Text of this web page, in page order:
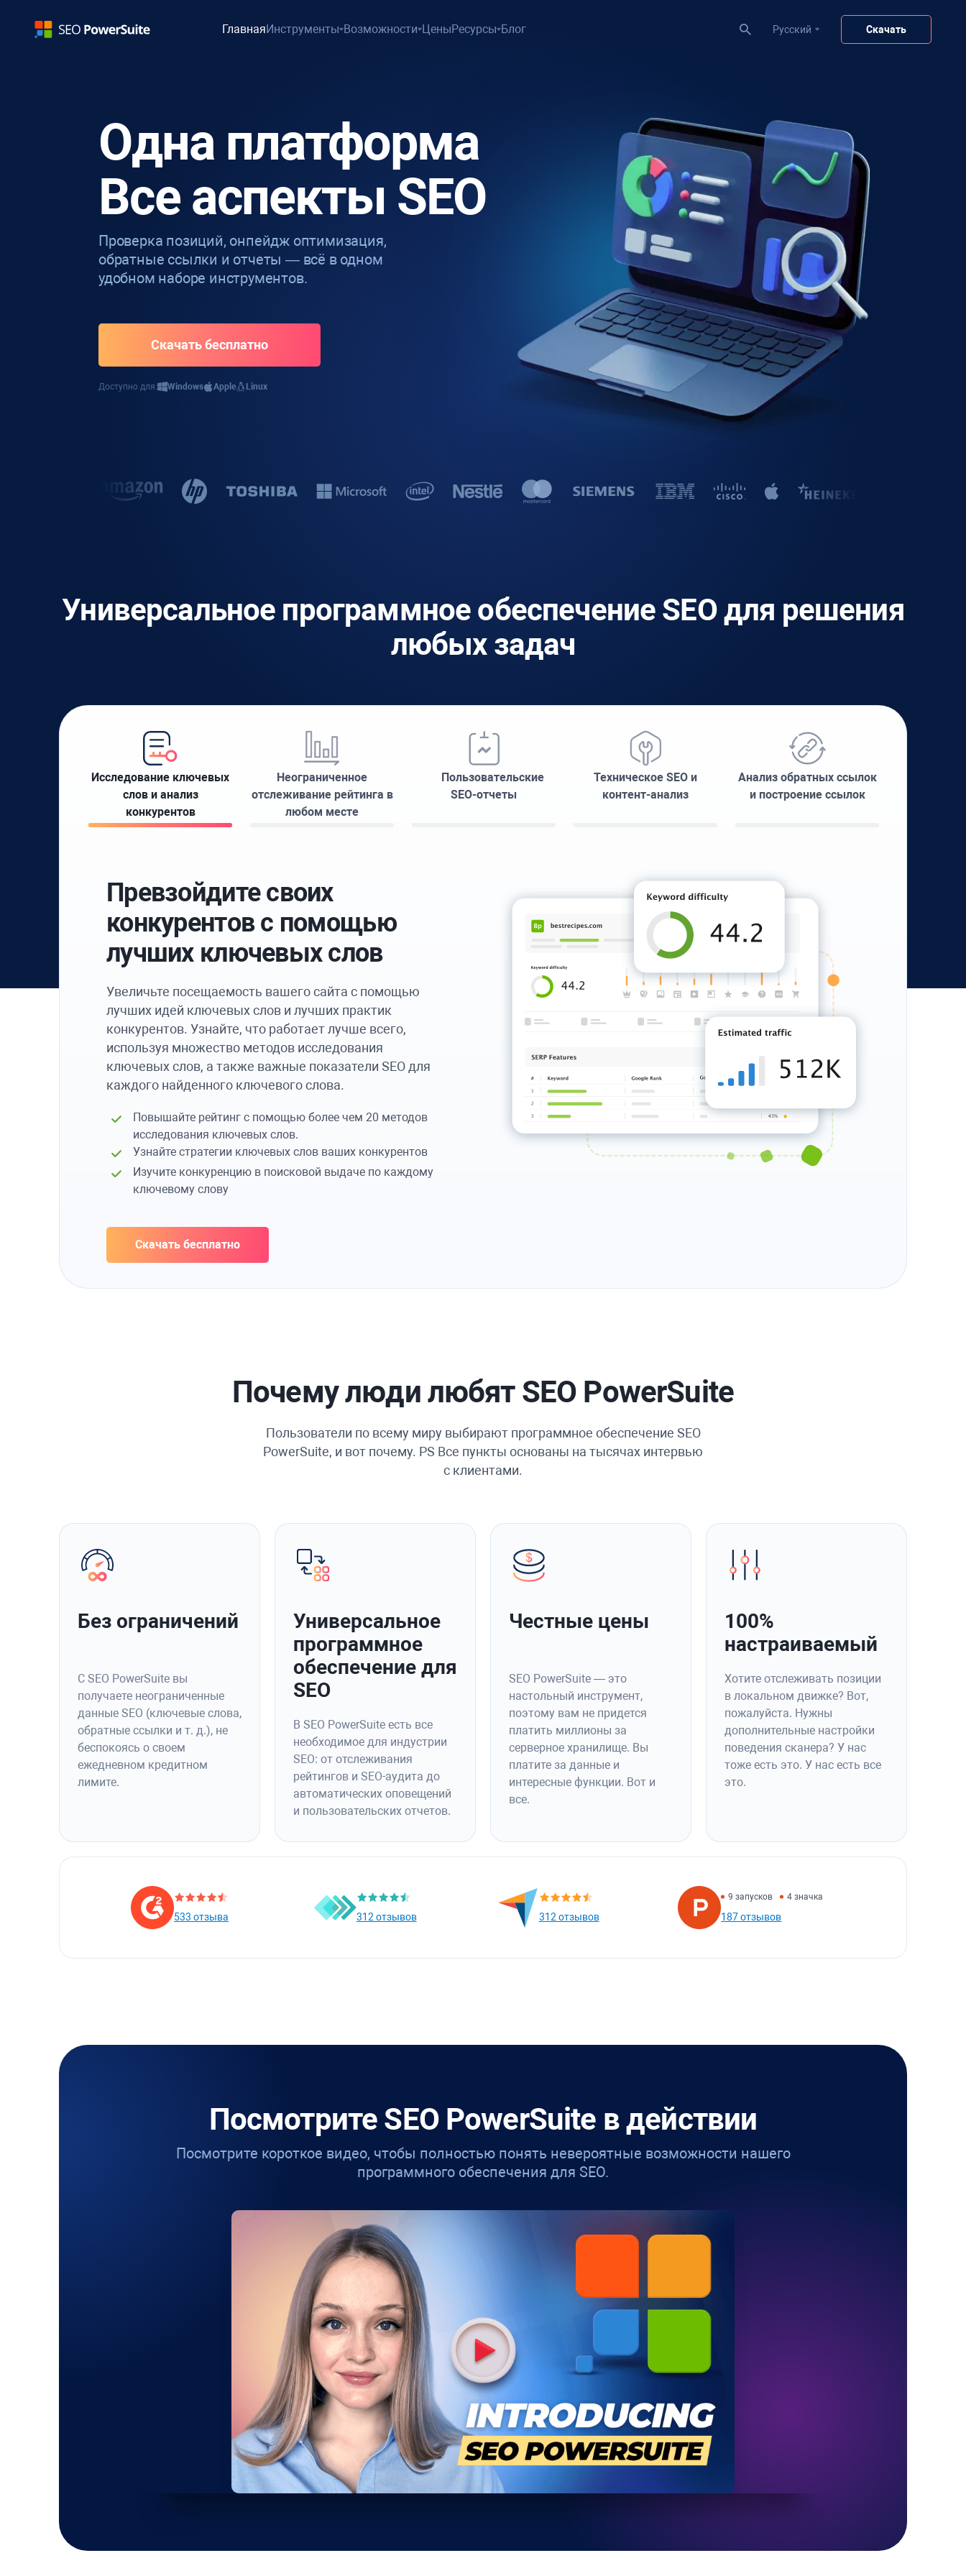
ГлавнаяИнструменты Возможности ЦеныРесурсы Блог Pусский Скачать
Одна платформа
Все аспекты SEO
Проверка позиций, онпейдж оптимизация,
обратные ссылки и отчеты — всё в одном
удобном наборе инструментов.
Скачать бесплатно
Доступно для: Windows Apple Linux
Универсальное программное обеспечение SEO для решения
любых задач
Исследование ключевых
слов и анализ
конкурентов
Неограниченное
отслеживание рейтинга в
любом месте
Пользовательские
SEO-отчеты
Техническое SEO и
контент-анализ
Анализ обратных ссылок
и построение ссылок
Превзойдите своих
конкурентов с помощью
лучших ключевых слов
Увеличьте посещаемость вашего сайта с помощью
лучших идей ключевых слов и лучших практик
конкурентов. Узнайте, что работает лучше всего,
используя множество методов исследования
ключевых слов, а также важные показатели SEO для
каждого найденного ключевого слова.
Повышайте рейтинг с помощью более чем 20 методов
исследования ключевых слов.
Узнайте стратегии ключевых слов ваших конкурентов
Изучите конкуренцию в поисковой выдаче по каждому
ключевому слову
Скачать бесплатно
Почему люди любят SEO PowerSuite
Пользователи по всему миру выбирают программное обеспечение SEO
PowerSuite, и вот почему. PS Все пункты основаны на тысячах интервью
с клиентами.
Без ограничений
С SEO PowerSuite вы
получаете неограниченные
данные SEO (ключевые слова,
обратные ссылки и т. д.), не
беспокоясь о своем
ежедневном кредитном
лимите.
Универсальное
программное
обеспечение для
SEO
В SEO PowerSuite есть все
необходимое для индустрии
SEO: от отслеживания
рейтингов и SEO-аудита до
автоматических оповещений
и пользовательских отчетов.
Честные цены
SEO PowerSuite — это
настольный инструмент,
поэтому вам не придется
платить миллионы за
серверное хранилище. Вы
платите за данные и
интересные функции. Вот и
все.
100%
настраиваемый
Хотите отслеживать позиции
в локальном движке? Вот,
пожалуйста. Нужны
дополнительные настройки
поведения сканера? У нас
тоже есть это. У нас есть все
это.
533 отзыва 312 отзывов 312 отзывов
9 запусков 4 значка
187 отзывов
Посмотрите SEO PowerSuite в действии
Посмотрите короткое видео, чтобы полностью понять невероятные возможности нашего
программного обеспечения для SEO.